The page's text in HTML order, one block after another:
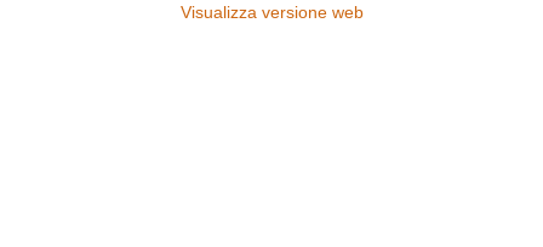
Visualizza versione web